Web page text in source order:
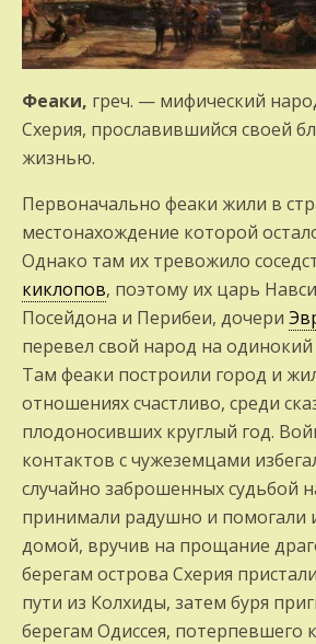
Феаки, греч. — мифический
Схерия, прославившийся своей
жизнью.
Первоначально феаки жили в
местонахождение которой
Однако там их тревожило
киклопов, поэтому их царь
Посейдона и Перибеи, дочери
перевел свой народ на одинокий
Там феаки построили город и
отношениях счастливо, среди
плодоносивших круглый год.
контактов с чужеземцами
случайно заброшенных судьбой
принимали радушно и помогали
домой, вручив на прощание
берегам острова Схерия пристали
пути из Колхиды, затем буря
берегам Одиссея, потерпевшего